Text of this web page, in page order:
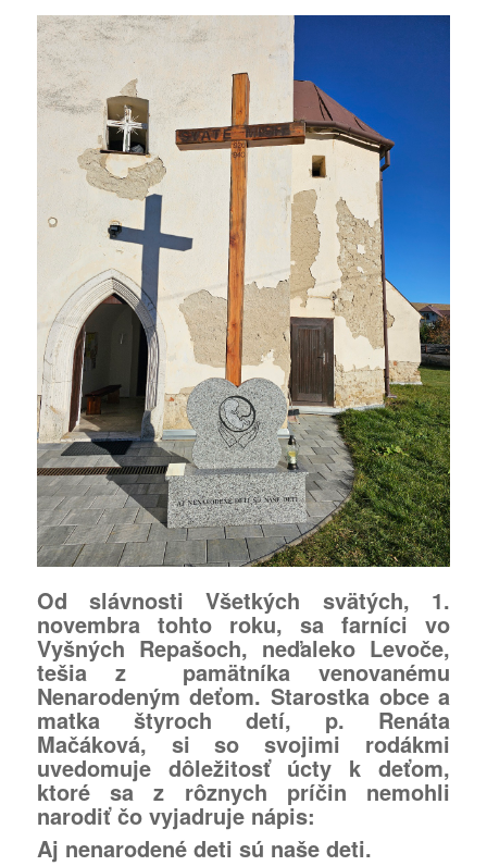
Od slávnosti Všetkých svätých, 1.
novembra tohto roku, sa farníci vo
Vyšných Repašoch, neďaleko Levoče,
tešia z pamätníka venovanému
Nenarodeným deťom. Starostka obce a
matka štyroch detí, p. Renáta
Mačáková, si so svojimi rodákmi
uvedomuje dôležitosť úcty k deťom,
ktoré sa z rôznych príčin nemohli
narodiť čo vyjadruje nápis:
Aj nenarodené deti sú naše deti.